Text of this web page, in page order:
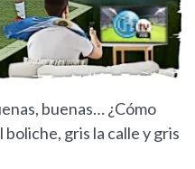
buenas… ¿Cómo
gris la calle y gris